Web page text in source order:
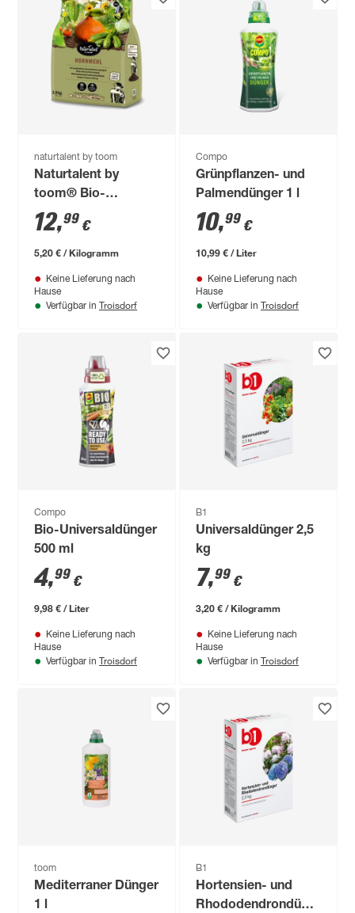
naturtalent by toom
Naturtalent by
toom® Bio-
Hornmehl 2,5 kg
12,99 €
5,20 € / Kilogramm
Keine Lieferung nach
Hause
Verfügbar in Troisdorf
Compo
Grünpflanzen- und
Palmendünger 1 l
10,99 €
10,99 € / Liter
Keine Lieferung nach
Hause
Verfügbar in Troisdorf
Compo
Bio-Universaldünger
500 ml
4,99 €
9,98 € / Liter
Keine Lieferung nach
Hause
Verfügbar in Troisdorf
B1
Universaldünger 2,5
kg
7,99 €
3,20 € / Kilogramm
Keine Lieferung nach
Hause
Verfügbar in Troisdorf
toom
Mediterraner Dünger
1 l
B1
Hortensien- und
Rhododendrondünger